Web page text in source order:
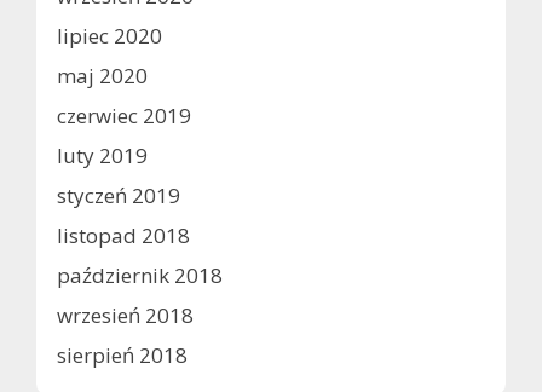
lipiec 2020
maj 2020
czerwiec 2019
luty 2019
styczeń 2019
listopad 2018
październik 2018
wrzesień 2018
sierpień 2018